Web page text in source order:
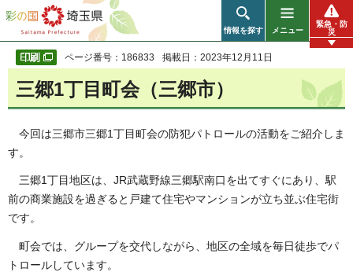
彩の国 埼玉県
情報を探す メニュー
緊急・防
災
ページ番号：186833 掲載日：2023年12月11日
三郷1丁目町会（三郷市）
今回は三郷市三郷1丁目町会の防犯パトロールの活動をご紹介しま
す。
三郷1丁目地区は、JR武蔵野線三郷駅南口を出てすぐにあり、駅
前の商業施設を過ぎると戸建て住宅やマンションが立ち並ぶ住宅街
です。
町会では、グループを交代しながら
、地区の全域を毎日徒歩でパ
トロールしています。